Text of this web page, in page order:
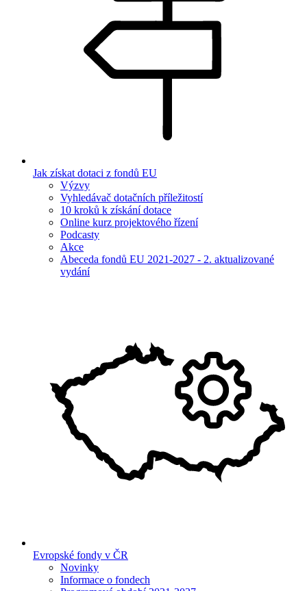
Jak získat dotaci z fondů EU
Výzvy
Vyhledávač dotačních příležitostí
10 kroků k získání dotace
Online kurz projektového řízení
Podcasty
Akce
Abeceda fondů EU 2021-2027 - 2. aktualizované
vydání
Evropské fondy v ČR
Novinky
Informace o fondech